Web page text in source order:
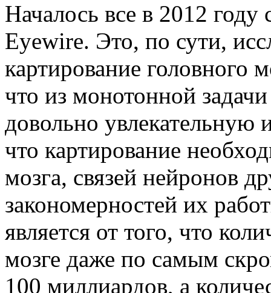
Началось все в 2012 году
Eyewire. Это, по сути,
картирование головного
что из монотонной
довольно увлекательную
что картирование
мозга, связей нейронов
закономерностей их
является от того, что
мозге даже по самым
100 миллиардов, а